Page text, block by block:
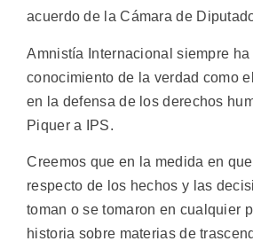
acuerdo de la Cámara de
Amnistía Internacional siempre
conocimiento de la verdad como
en la defensa de los derechos
Piquer a IPS.
Creemos que en la medida en
respecto de los hechos y las
toman o se tomaron en cualquier
historia sobre materias de